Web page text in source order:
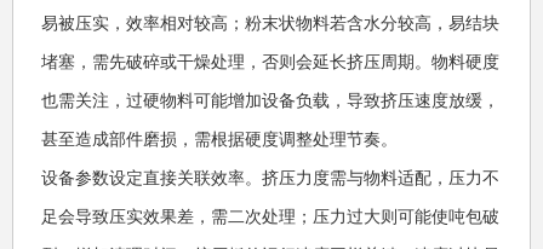
易被压实，效率相对较高；粉末状物料若含水分较高，易结块
堵塞，需先破碎或干燥处理，否则会延长挤压周期。物料硬度
也需关注，过硬物料可能增加设备负载，导致挤压速度放缓，
甚至造成部件磨损，需根据硬度调整处理节奏。
设备参数设定直接关联效率。挤压力度需与物料适配，压力不
足会导致压实效果差，需二次处理；压力过大则可能使吨包破